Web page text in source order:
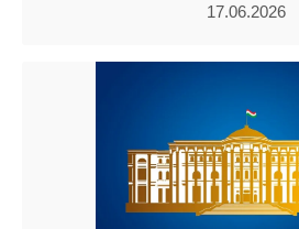
17.06.2026